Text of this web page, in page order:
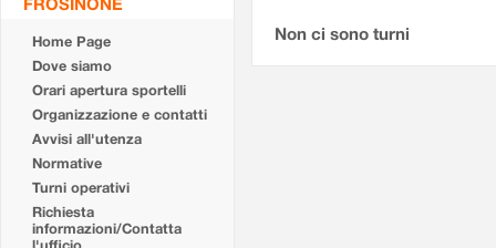
Home Page
Dove siamo
Orari apertura sportelli
Organizzazione e contatti
Avvisi all'utenza
Normative
Turni operativi
Richiesta
informazioni/Contatta
Non ci sono turni